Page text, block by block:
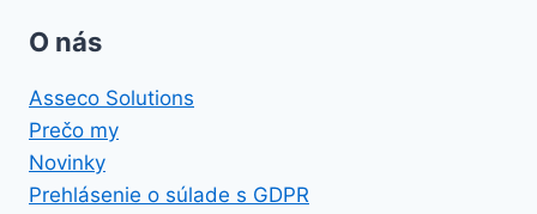
O nás
Asseco Solutions
Prečo my
Novinky
Prehlásenie o súlade s GDPR